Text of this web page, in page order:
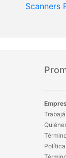
Scanners